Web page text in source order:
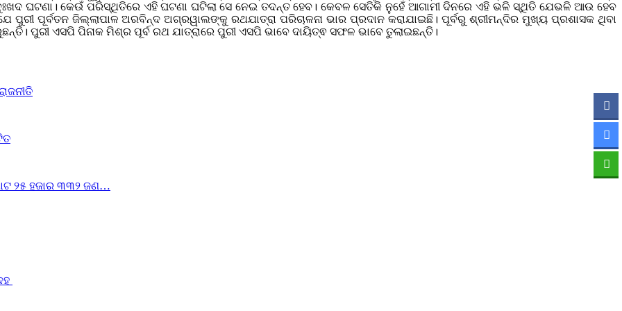
ଘଟଣା। କେଉଁ ପରିସ୍ଥିତିରେ ଏହି ଘଟଣା ଘଟିଲା ସେ ନେଇ ତଦନ୍ତ ହେବ। କେବଳ ସେତିକି ନୁହେଁ ଆଗାମୀ ଦିନରେ ଏହି ଭଳି ସ୍ଥିତି ଯେଭଳି ଆଉ ହେବ
ପୂର୍ବତନ ଜିଲ୍ଲାପାଳ ଅରବିନ୍ଦ ଅଗ୍ରୱାଲଙ୍କୁ ରଥଯାତ୍ରା ପରିଚାଳନା ଭାର ପ୍ରଦାନ କରାଯାଇଛି। ପୂର୍ବରୁ ଶ୍ରୀମନ୍ଦିର ମୁଖ୍ୟ ପ୍ରଶାସକ ଥିବା
ପୁରୀ ଏସପି ପିନାକ ମିଶ୍ର ପୂର୍ବ ରଥ ଯାତ୍ରାରେ ପୁରୀ ଏସପି ଭାବେ ଦାୟିତ୍ଵ ସଫଳ ଭାବେ ତୁଲାଇଛନ୍ତି।
୨୫ ହଜାର ୩୩୨ ଜଣ…